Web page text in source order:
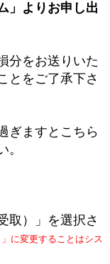
」よりお申し出
分をお送りいた
とをご了承下さ
ぎますとこちら
。
取）」を選択さ
に変更することはシス